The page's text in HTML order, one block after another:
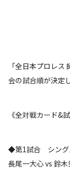
「全日本プロレ
会の試合順が決定
《全対戦カード&
◆第1試合 シング
長尾一大心 vs 鈴木